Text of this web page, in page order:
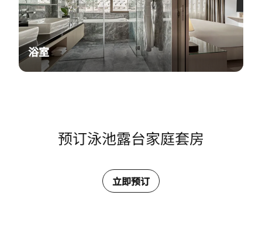
浴室
预订泳池露台家庭套房
立即预订